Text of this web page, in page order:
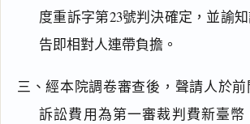
度重訴字第23號判決確定，並諭
告即相對人連帶負擔。
三、經本院調卷審查後，聲請人於
訴訟費用為第一審裁判費新臺幣